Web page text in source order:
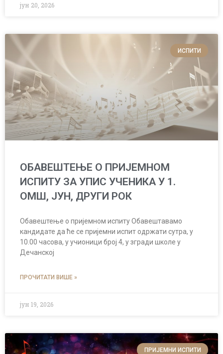
јун 20, 2026
ИСПИТИ
ОБАВЕШТЕЊЕ О ПРИЈЕМНОМ
ИСПИТУ ЗА УПИС УЧЕНИКА У 1.
ОМШ, ЈУН, ДРУГИ РОК
Обавештење о пријемном испиту Обавештавамо
кандидате да ће се пријемни испит одржати сутра, у
10.00 часова, у учионици број 4, у згради школе у
Дечанској
ПРОЧИТАТИ ВИШЕ »
јун 19, 2026
ПРИЈЕМНИ ИСПИТИ